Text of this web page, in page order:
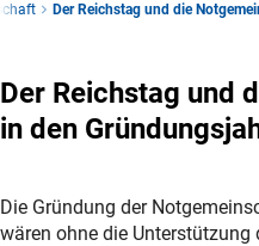
Der Reichstag und die
Der Reichstag und
in den
Die Gründung der
wären ohne die